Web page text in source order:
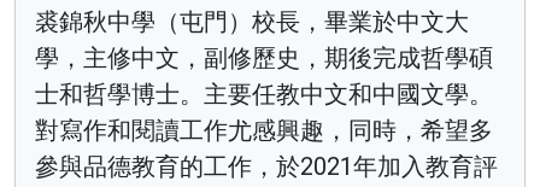
裘錦秋中學（屯門）校長，畢業於中文大
學，主修中文，副修歷史，期後完成哲學碩
士和哲學博士。主要任教中文和中國文學。
對寫作和閱讀工作尤感興趣，同時，希望多
參與品德教育的工作，於2021年加入教育評